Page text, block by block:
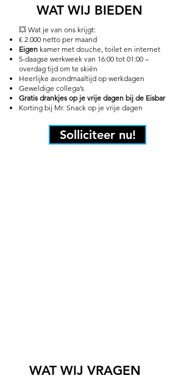
WAT WIJ BIEDEN
​💥 Wat je van ons krijgt:
€ 2.000 netto per maand
Eigen kamer met douche, toilet en internet
5-daagse werkweek van 16:00 tot 01:00 –
overdag tijd om te skiën
Heerlijke avondmaaltijd op werkdagen
Geweldige collega’s
Gratis drankjes op je vrije dagen bij de Eisbar
Korting bij Mr. Snack op je vrije dagen
Solliciteer nu!
WAT WIJ VRAGEN